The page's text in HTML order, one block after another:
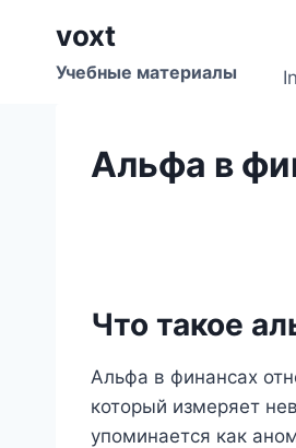
содержимому
voxt
Учебные материалы
Альфа в
Что такое
Альфа в финансах
который измеряет
упоминается как